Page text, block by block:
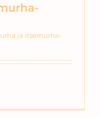
ja itsemurha-